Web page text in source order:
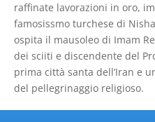
raffinate lavorazioni in oro,
famosissmo turchese di
ospita il mausoleo di Imam
dei sciiti e discendente del
prima città santa dell’Iran e
del pellegrinaggio religioso.